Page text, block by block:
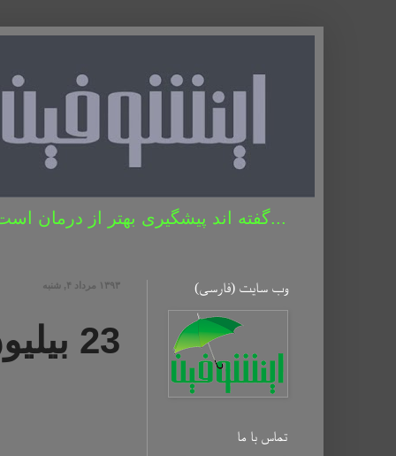
...گفته اند پیشگیری بهتر از درمان
۱۳۹۳ مرداد ۴, شنبه
23 بیلیون دلار هزینه دارو!
وب سایت (فارسی)
تماس با ما